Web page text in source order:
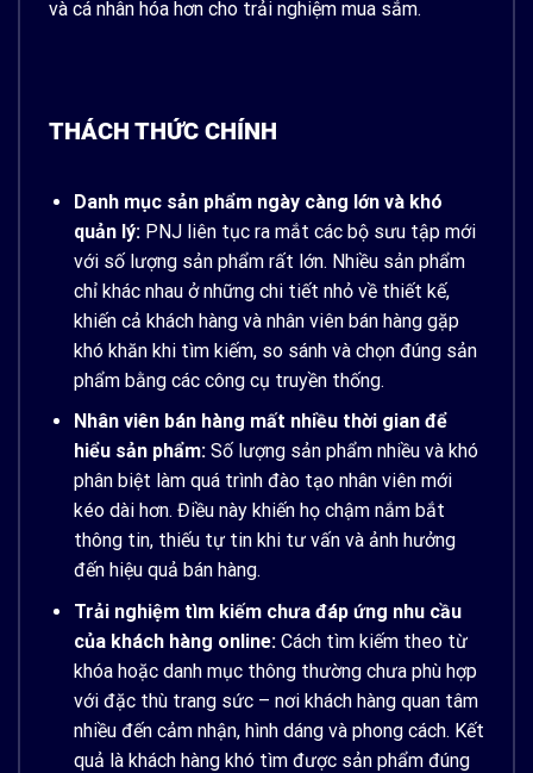
và cá nhân hóa hơn cho trải nghiệm mua sắm.
THÁCH THỨC CHÍNH
Danh mục sản phẩm ngày càng lớn và khó
quản lý:PNJ liên tục ra mắt các bộ sưu tập mới
với số lượng sản phẩm rất lớn. Nhiều sản phẩm
chỉ khác nhau ở những chi tiết nhỏ về thiết kế,
khiến cả khách hàng và nhân viên bán hàng gặp
khó khăn khi tìm kiếm, so sánh và chọn đúng sản
phẩm bằng các công cụ truyền thống.
Nhân viên bán hàng mất nhiều thời gian để
hiểu sản phẩm:Số lượng sản phẩm nhiều và khó
phân biệt làm quá trình đào tạo nhân viên mới
kéo dài hơn. Điều này khiến họ chậm nắm bắt
thông tin, thiếu tự tin khi tư vấn và ảnh hưởng
đến hiệu quả bán hàng.
Trải nghiệm tìm kiếm chưa đáp ứng nhu cầu
của khách hàng online: Cách tìm kiếm theo từ
khóa hoặc danh mục thông thường chưa phù hợp
với đặc thù trang sức – nơi khách hàng quan tâm
nhiều đến cảm nhận, hình dáng và phong cách. Kết
quả là khách hàng khó tìm được sản phẩm đúng